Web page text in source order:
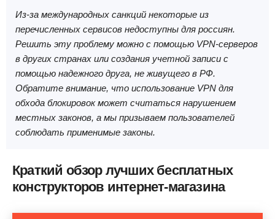
Из-за международных санкций некоторые из
перечисленных сервисов недоступны для россиян.
Решить эту проблему можно с помощью VPN-серверов
в других странах или создания учетной записи с
помощью надежного друга, не живущего в РФ.
Обратите внимание, что использование VPN для
обхода блокировок может считаться нарушением
местных законов, а мы призываем пользователей
соблюдать применимые законы.
Краткий обзор лучших бесплатных
конструкторов интернет-магазина